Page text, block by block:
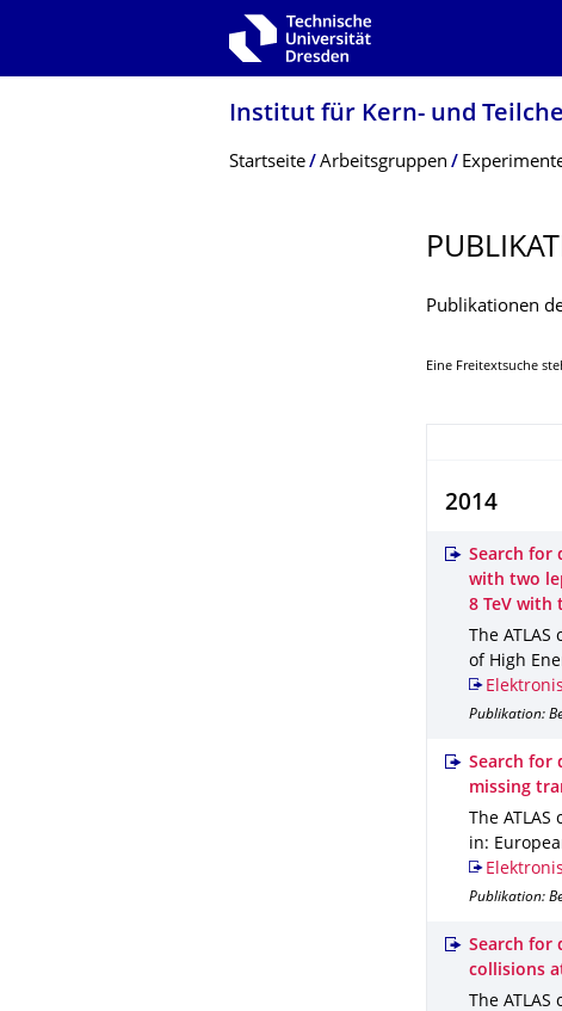
Zur Hauptnavigation springen
Institut für Kern- und
Breadcrumb-Menü
Startseite Arbeitsgruppen
Publikationen
Eine Freitextsuche
2014
Search for
with two
8 TeV with
The
of High
Publikation:
Search for
missing
The
in:
Publikation:
Search for
collisions
The